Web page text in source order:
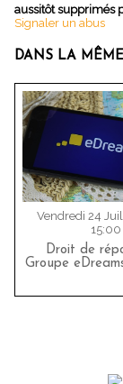
aussitôt supprimés
Signaler un abus
DANS LA
Vendredi 24
15:00
Droit de
Groupe